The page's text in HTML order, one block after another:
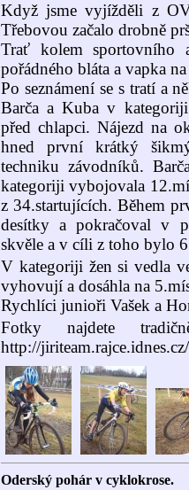
Když jsme vyjížděli z
Třebovou začalo drobně
Trať kolem sportovního
pořádného bláta a vapka
Po seznámení se s tratí a
Barča a Kuba v
před chlapci. Nájezd na
hned první krátký
techniku závodníků.
kategoriji vybojovala
z 34.startujících. Během
desítky a pokračoval v
skvěle a v cíli z toho bylo
V kategoriji žen si vedla
vyhovují a dosáhla na
Rychlíci junioři Vašek a
Fotky najdete
http://jiriteam.rajce.idnes.cz/
Oderský pohár v cyklokrose.